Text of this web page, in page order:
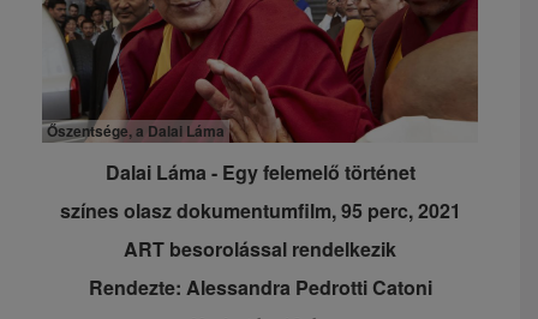
Őszentsége, a Dalai Láma
Dalai Láma - Egy felemelő történet
színes olasz dokumentumfilm,95 perc, 2021
ART besorolással rendelkezik
Rendezte: Alessandra Pedrotti Catoni